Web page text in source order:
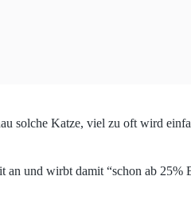
solche Katze, viel zu oft wird
und wirbt damit “schon ab